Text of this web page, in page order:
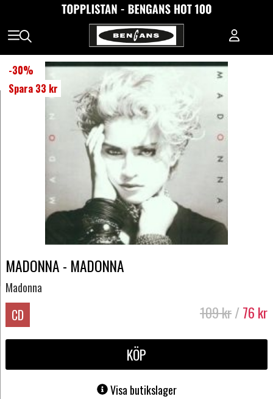
-30%
Spara 33 kr
MADONNA - MADONNA
Madonna
CD 109kr/76 kr
KÖP
Visa butikslager